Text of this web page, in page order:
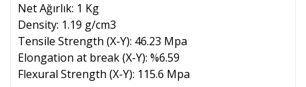
Net Ağırlık: 1 Kg
Density: 1.19 g/cm3
Tensile Strength (X-Y): 46.23 Mpa
Elongation at break (X-Y): %6.59
Flexural Strength (X-Y): 115.6 Mpa